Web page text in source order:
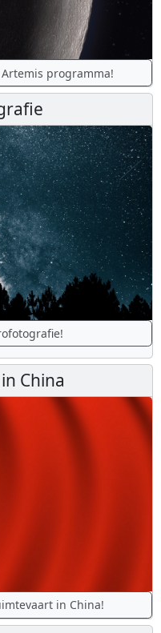
programma!
China
in China!